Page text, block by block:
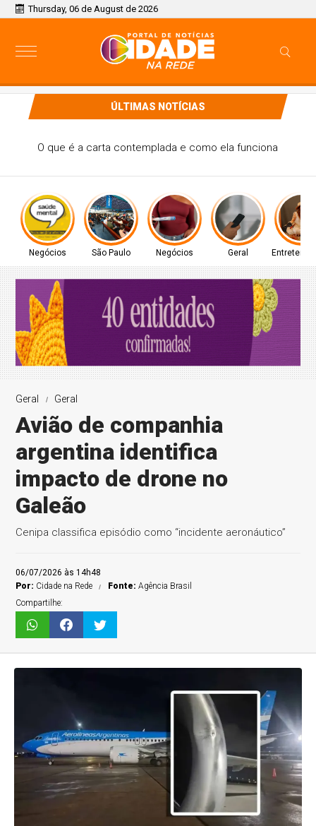
Thursday, 06 de August de 2026
ÚLTIMAS NOTÍCIAS
Carreta de prevenção do câncer de mama leva exames
gratuitos para Ilha Solteira; veja como se inscrever
Negócios São Paulo Negócios Geral
Geral Geral
Avião de companhia
argentina identifica
impacto de drone no
Galeão
Cenipa classifica episódio como “incidente aeronáutico”
06/07/2026 às 14h48
Por: Cidade na Rede Fonte:Agência Brasil
Compartilhe: